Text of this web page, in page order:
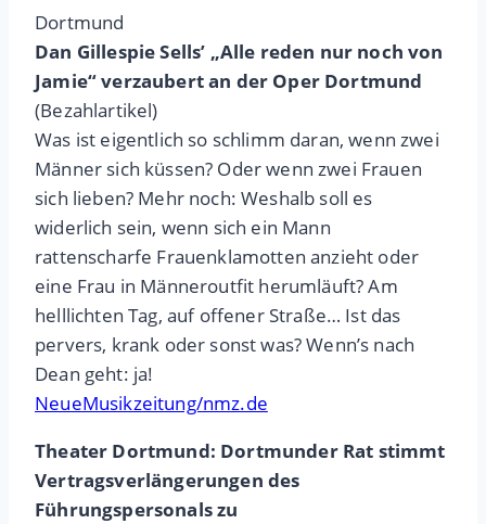
Dortmund
Dan Gillespie Sells’ „Alle reden nur noch von
Jamie“ verzaubert an der Oper Dortmund
(Bezahlartikel)
Was ist eigentlich so schlimm daran, wenn zwei
Männer sich küssen? Oder wenn zwei Frauen
sich lieben? Mehr noch: Weshalb soll es
widerlich sein, wenn sich ein Mann
rattenscharfe Frauenklamotten anzieht oder
eine Frau in Männeroutfit herumläuft? Am
helllichten Tag, auf offener Straße… Ist das
pervers, krank oder sonst was? Wenn’s nach
Dean geht: ja!
NeueMusikzeitung/nmz.de
Theater Dortmund: Dortmunder Rat stimmt
Vertragsverlängerungen des
Führungspersonals zu